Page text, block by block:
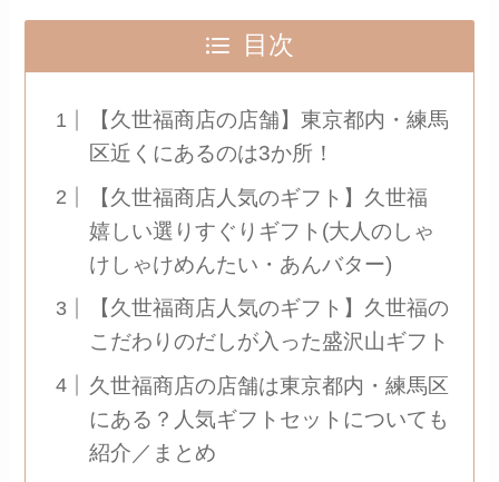
目次
【久世福商店の店舗】東京都内・練馬
区近くにあるのは3か所！
【久世福商店人気のギフト】久世福
嬉しい選りすぐりギフト(大人のしゃ
けしゃけめんたい・あんバター)
【久世福商店人気のギフト】久世福の
こだわりのだしが入った盛沢山ギフト
久世福商店の店舗は東京都内・練馬区
にある？人気ギフトセットについても
紹介／まとめ